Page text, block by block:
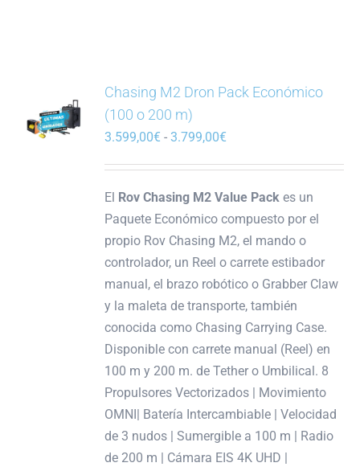
Chasing M2 Dron Pack Económico
(100 o 200 m)
3.599,00€ - 3.799,00€
desde
3.599,00€
hasta
3.799,00€
El Rov Chasing M2 Value Packes un
Paquete Económico compuesto por el
propio Rov Chasing M2, el mando o
controlador, un Reel o carrete estibador
manual, el brazo robótico o Grabber Claw
y la maleta de transporte, también
conocida como Chasing Carrying Case.
Disponible con carrete manual (Reel) en
100 m y 200 m. de Tether o Umbilical. 8
Propulsores Vectorizados | Movimiento
OMNI| Batería Intercambiable | Velocidad
de 3 nudos | Sumergible a 100 m | Radio
de 200 m | Cámara EIS 4K UHD |